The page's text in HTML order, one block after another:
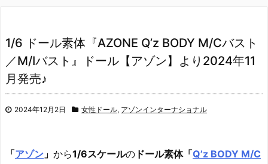
1/6 ドール素体『AZONE Q’z BODY M/Cバスト
／M/Iバスト』ドール【アゾン】より2024年11
月発売♪
2024年12月2日 女性ドール, アゾンインターナショナル
「アゾン 」 から1/6スケールの ドール素体「Q’z BODY M/C